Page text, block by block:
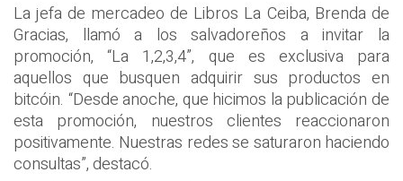
La jefa de mercadeo de Libros La Ceiba, Brenda de
Gracias, llamó a los salvadoreños a invitar la
promoción, “La 1,2,3,4”, que es exclusiva para
aquellos que busquen adquirir sus productos en
bitcóin. “Desde anoche, que hicimos la publicación de
esta promoción, nuestros clientes reaccionaron
positivamente. Nuestras redes se saturaron haciendo
consultas”, destacó.